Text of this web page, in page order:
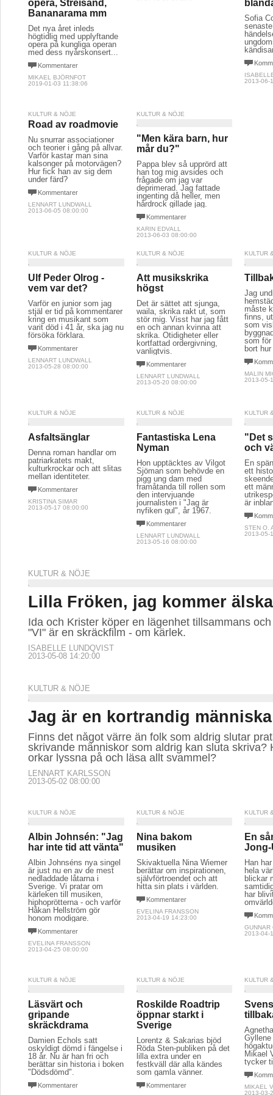
opera, Streisand,
Bananarama mm
Det nya året inleds
högtidlig med upplyftande
opera på kungliga operan
med dess nyårskonsert...
Kommentarer
MIKAEL BJÖRNFOT
2019-01-03 11:38:06
Sofia
2013-06-
KULTUR & NÖJE
Road av roadmovie
Nu snurrar associationer
och teorier i gång på allvar.
Varför kastar man sina
kalsonger på motorvägen?
Hur fick han av sig dem
under färd?
Kommentarer
LENNART LUNDWALL
2013-06-05 08:00:00
KULTUR & NÖJE
"Men kära barn, hur
mår du?"
Pappa blev så upprörd att
han tog mig avsides och
frågade om jag var
deprimerad. Jag fattade
ingenting då heller, men
hårdrock gillade jag.
Kommentarer
KARIN EDVALL
2013-06-03 08:00:00
KULTUR & NÖJE
Ulf Peder Olrog -
vem var det?
Varför en junior som jag
stjäl er tid på kommentarer
kring en musikant som
varit död i 41 år, ska jag nu
försöka förklara.
Kommentarer
LENNART LUNDWALL
2013-05-28 08:00:00
KULTUR & NÖJE
Att musikskrika
högst
Det är sättet att sjunga,
waila, skrika rakt ut, som
stör mig. Visst har jag fått
en och annan kvinna att
skrika. Otidigheter eller
kortfattad ordergivning,
vanligtvis.
Kommentarer
LENNART LUNDWALL
2013-05-20 08:00:00
KULTUR
Jag
måste
finns,
som
som för
bort
MALIN
2013-05-
KULTUR & NÖJE
Asfaltsänglar
Denna roman handlar om
patriarkatets makt,
kulturkrockar och att slitas
mellan identiteter.
Kommentarer
KRISTINA SIMAR
2013-05-17 08:00:00
KULTUR & NÖJE
Fantastiska Lena
Nyman
Hon upptäcktes av Vilgot
Sjöman som behövde en
pigg ung dam med
framåtanda till rollen som
den intervjuande
journalisten i "Jag är
nyfiken gul", år 1967.
Kommentarer
LENNART LUNDWALL
2013-05-16 08:00:00
KULTUR
"Det
och
En
ett
ett
är
STEN O.
2013-05-
KULTUR & NÖJE
Lilla Fröken, jag kommer
Ida och Krister köper en lägenhet tillsammans
"VI" är en skräckfilm - om kärlek.
ISABELLE LUNDQVIST
2013-05-08 14:20:00
KULTUR & NÖJE
Jag är en kortrandig människa
Finns det något värre än folk som aldrig slutar
skrivande människor som aldrig kan sluta skriva?
orkar lyssna på och läsa allt svammel?
LENNART KARLSSON
2013-05-02 08:00:00
KULTUR & NÖJE
Albin Johnsén: "Jag
har inte tid att vänta"
Albin Johnséns nya singel
är just nu en av de mest
nedladdade låtarna i
Sverige. Vi pratar om
kärleken till musiken,
hiphoprötterna - och varför
Håkan Hellström gör
honom modigare.
Kommentarer
EVELINA FRANSSON
2013-04-25 08:00:00
KULTUR & NÖJE
Nina bakom
musiken
Skivaktuella Nina Wiemer
berättar om inspirationen,
självförtroendet och att
hitta sin plats i världen.
Kommentarer
EVELINA FRANSSON
2013-04-19 14:23:00
KULTUR
En
Jong-
Han
hela
blickar
har
GUNNAR
2013-04-
KULTUR & NÖJE
Läsvärt och
gripande
skräckdrama
Damien Echols satt
oskyldigt dömd i fängelse i
18 år. Nu är han fri och
berättar sin historia i boken
"Dödsdömd".
Kommentarer
KULTUR & NÖJE
Roskilde Roadtrip
öppnar starkt i
Sverige
Lorentz & Sakarias bjöd
Röda Sten-publiken på det
lilla extra under en
festkväll där alla kändes
som gamla vänner.
Kommentarer
KULTUR
Mikael
tycker
MIKAEL
2013-03-